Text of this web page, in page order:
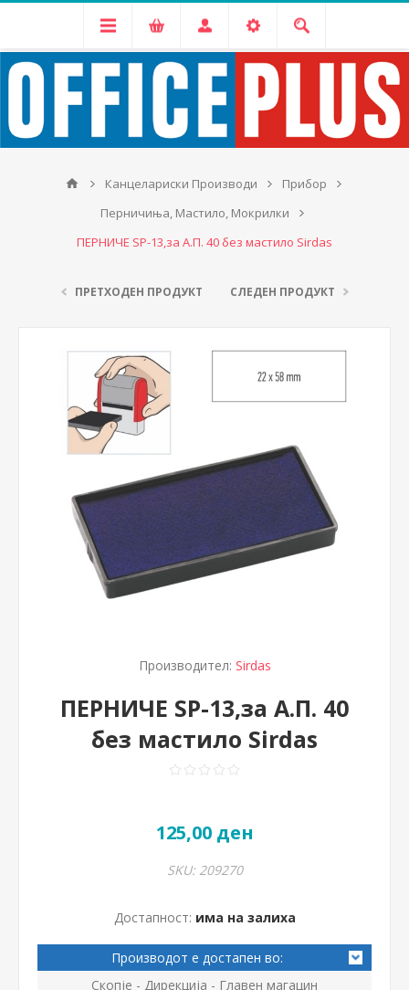
Канцелариски Производи
Прибор
Перничиња, Мастило, Мокрилки
ПЕРНИЧЕ SP-13,за А.П. 40 без мастило Sirdas
ПРЕТХОДЕН ПРОДУКТ СЛЕДЕН ПРОДУКТ
Производител: Sirdas
ПЕРНИЧЕ SP-13,за А.П. 40
без мастило Sirdas
125,00 ден
SKU: 209270
Достапност: има на залиха
Производот е достапен во:
Скопје - Дирекција - Главен магацин